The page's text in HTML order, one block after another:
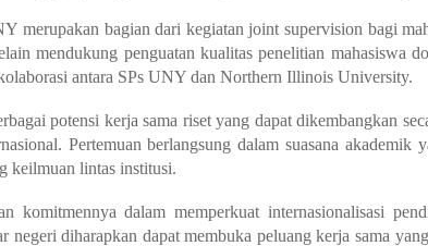
merupakan bagian dari kegiatanjoint supervision bagi
mendukung penguatan kualitas penelitian mahasiswa
antara SPs UNY dan Northern Illinois University.
potensi kerja sama riset yang dapat dikembangkan
Pertemuan berlangsung dalam suasana akademik
keilmuan lintas institusi.
dalam memperkuat internasionalisasi
diharapkan dapat membuka peluang kerja sama